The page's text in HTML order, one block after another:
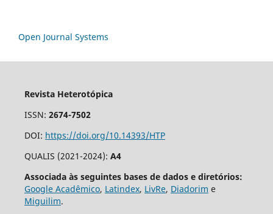
Open Journal Systems
Revista Heterotópica
ISSN: 2674-7502
DOI: https://doi.org/10.14393/HTP
QUALIS (2021-2024): A4
Associada às seguintes bases de dados e diretórios:
Google Acadêmico, Latindex, LivRe, Diadorim e
Miguilim.